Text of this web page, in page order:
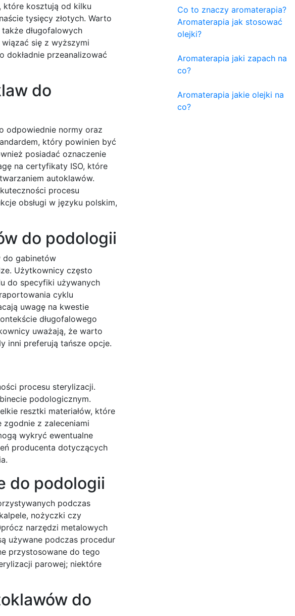
które kosztują od kilku
tysięcy złotych. Warto
długofalowych
się z wyższymi
dokładnie przeanalizować
do
odpowiednie normy oraz
który powinien być
posiadać oznaczenie
na certyfikaty ISO, które
autoklawów.
procesu
obsługi w języku polskim,
do podologii
do gabinetów
Użytkownicy często
do specyfiki używanych
cyklu
uwagę na kwestie
długofalowego
uważają, że warto
inni preferują tańsze opcje.
procesu sterylizacji.
podologicznym.
resztki materiałów, które
z zaleceniami
wykryć ewentualne
producenta dotyczących
do podologii
podczas
nożyczki czy
narzędzi metalowych
używane podczas procedur
przystosowane do tego
parowej; niektóre
do
Co to znaczy aromaterapia?
Aromaterapia jak stosować
olejki?
Aromaterapia jaki zapach na
co?
Aromaterapia jakie olejki na
co?